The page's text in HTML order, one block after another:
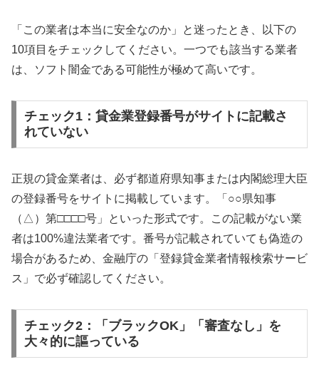
「この業者は本当に安全なのか」と迷ったとき、以下の
10項目をチェックしてください。一つでも該当する業者
は、ソフト闇金である可能性が極めて高いです。
チェック1：貸金業登録番号がサイトに記載さ
れていない
正規の貸金業者は、必ず都道府県知事または内閣総理大臣
の登録番号をサイトに掲載しています。「○○県知事
（△）第□□□□号」といった形式です。この記載がない業
者は100%違法業者です。番号が記載されていても偽造の
場合があるため、金融庁の「登録貸金業者情報検索サービ
ス」で必ず確認してください。
チェック2：「ブラックOK」「審査なし」を
大々的に謳っている